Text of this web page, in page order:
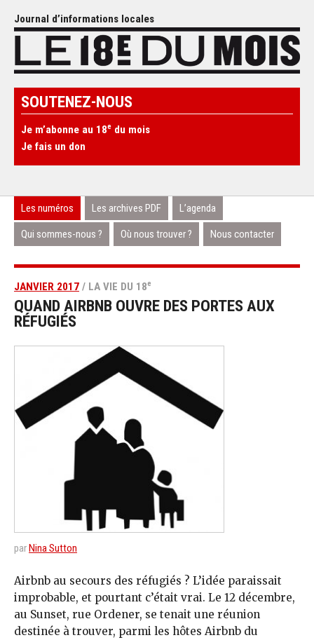
Journal d’informations locales
SOUTENEZ-NOUS
Je m’abonne au 18e du mois
Je fais un don
Les numéros Les archives PDF L’agenda
Qui sommes-nous ? Où nous trouver ? Nous contacter
JANVIER 2017 / LA VIE DU 18e
QUAND AIRBNB OUVRE DES PORTES AUX
RÉFUGIÉS
parNina Sutton
Airbnb au secours des réfugiés ? L’idée paraissait
improbable, et pourtant c’était vrai. Le 12 décembre,
au Sunset, rue Ordener, se tenait une réunion
destinée à trouver, parmi les hôtes Airbnb du